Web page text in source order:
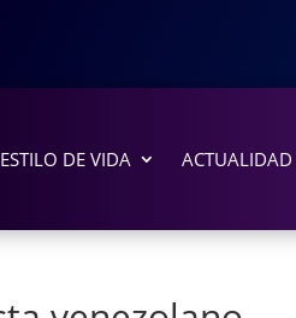
ESTILO DE VIDA ACTUALIDAD